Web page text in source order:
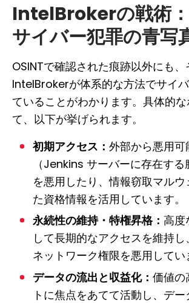
IntelBrokerの戦術
サイバー犯罪の青写
OSINTで確認された痕跡以外にも
IntelBrokerが体系的な方法でサイ
ていることがわかります。具体的
て、以下が挙げられます。
初期アクセス： 外部から悪用可
（Jenkins サーバーに存在する
を悪用したり、情報窃取マルウ
た資格情報を活用しています。
永続性の維持・特権昇格： 高度
して長期的なアクセスを維持
ネットワーク権限を悪用してい
データの流出と収益化： 価値の
トに焦点をあてて活動し、デ